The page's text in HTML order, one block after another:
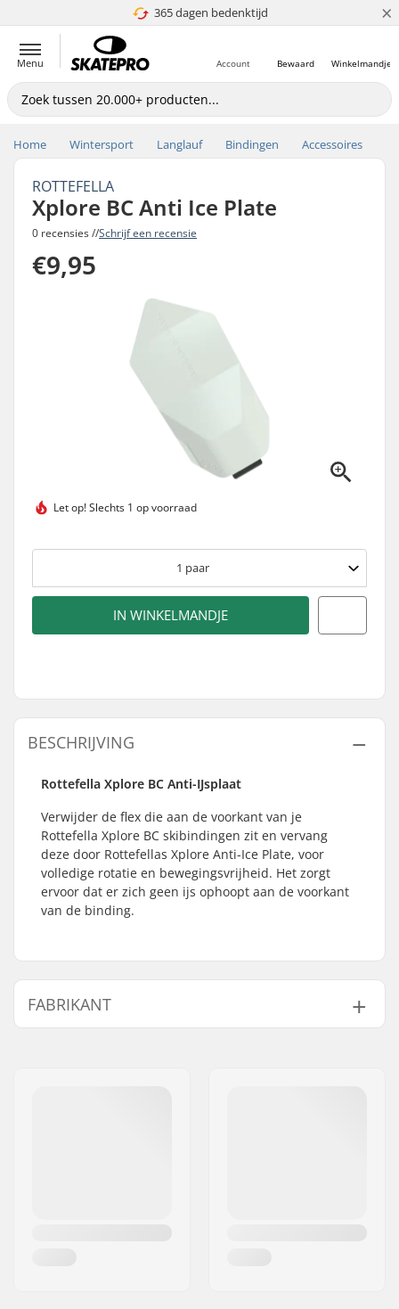
365 dagen bedenktijd
4.8 van 5 ×
Menu Winkelmandje
Bewaard
Account
Home Wintersport Langlauf Bindingen Accessoires
ROTTEFELLA
Xplore BC Anti Ice Plate
0 recensies //Schrijf een recensie
€9,95
Let op!Slechts 1 op voorraad
1 paar
IN WINKELMANDJE
BESCHRIJVING
Rottefella Xplore BC Anti-IJsplaat
Verwijder de flex die aan de voorkant van je
Rottefella Xplore BC skibindingen zit en vervang
deze door Rottefellas Xplore Anti-Ice Plate, voor
volledige rotatie en bewegingsvrijheid. Het zorgt
ervoor dat er zich geen ijs ophoopt aan de voorkant
van de binding.
FABRIKANT